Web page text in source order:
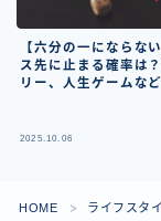
【六分の一にならな
ス先に止まる確率は
リー、人生ゲームな
2025.10.06
HOME ＞ ライフスタ